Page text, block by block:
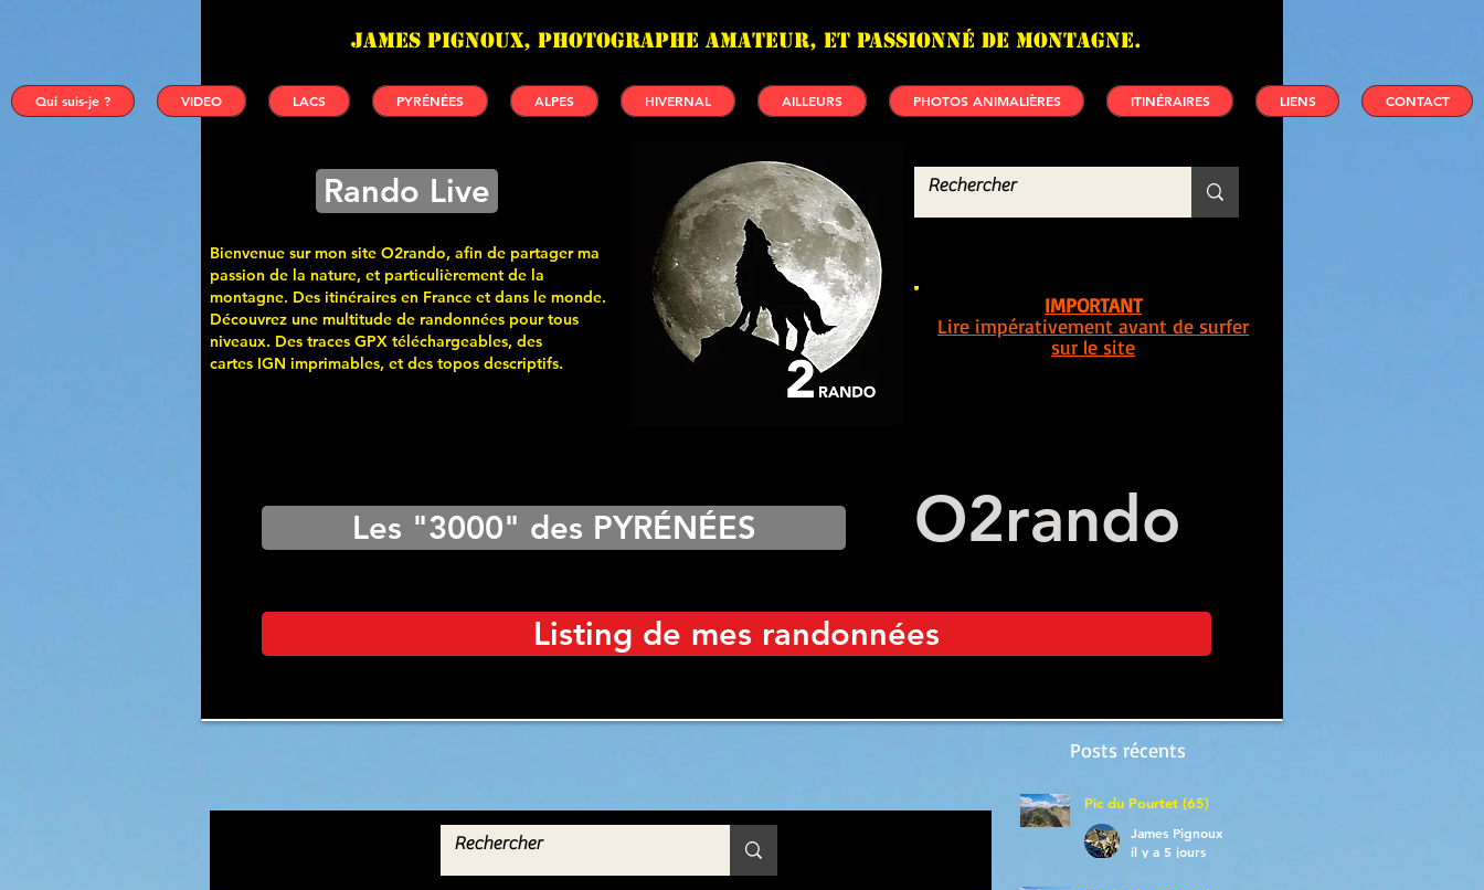
James PIGNOUX, photographe amateur, et passionné de montagne.
Qui suis-je ? VIDEO LACS PYRÉNÉES ALPES HIVERNAL AILLEURS PHOTOS ANIMALIÈRES ITINÉRAIRES LIENS CONTACT
Rando Live
Bienvenue sur mon site O2rando, afin de partager ma
passion de la nature, et particulièrement de la
montagne. Des itinéraires en France et dans le monde.
Découvrez une multitude de randonnées pour tous
niveaux. Des traces GPX téléchargeables, des
cartes IGN imprimables, et des topos descriptifs.
IMPORTANT
Lire impérativement avant de surfer
sur le site
Les "3000" des PYRÉNÉES O2rando
Listing de mes randonnées
Posts récents
Pic du Pourtet (65)
James Pignoux
il y a 5 jours